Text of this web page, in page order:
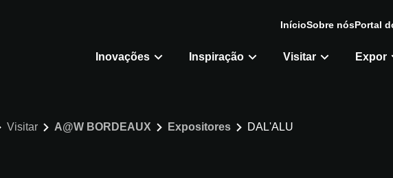
Inovações Inspiração Visitar Expor
InícioSobre nósPortal
Visitar A@W BORDEAUX Expositores DAL'ALU